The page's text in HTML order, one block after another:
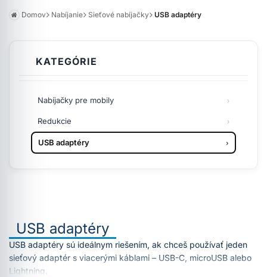
Domov Nabíjanie Sieťové nabíjačky USB adaptéry
KATEGÓRIE
Nabíjačky pre mobily
Redukcie
USB adaptéry
USB adaptéry
USB adaptéry sú ideálnym riešením, ak chceš používať jeden
sieťový adaptér s viacerými káblami – USB-C, microUSB alebo
Lightning.